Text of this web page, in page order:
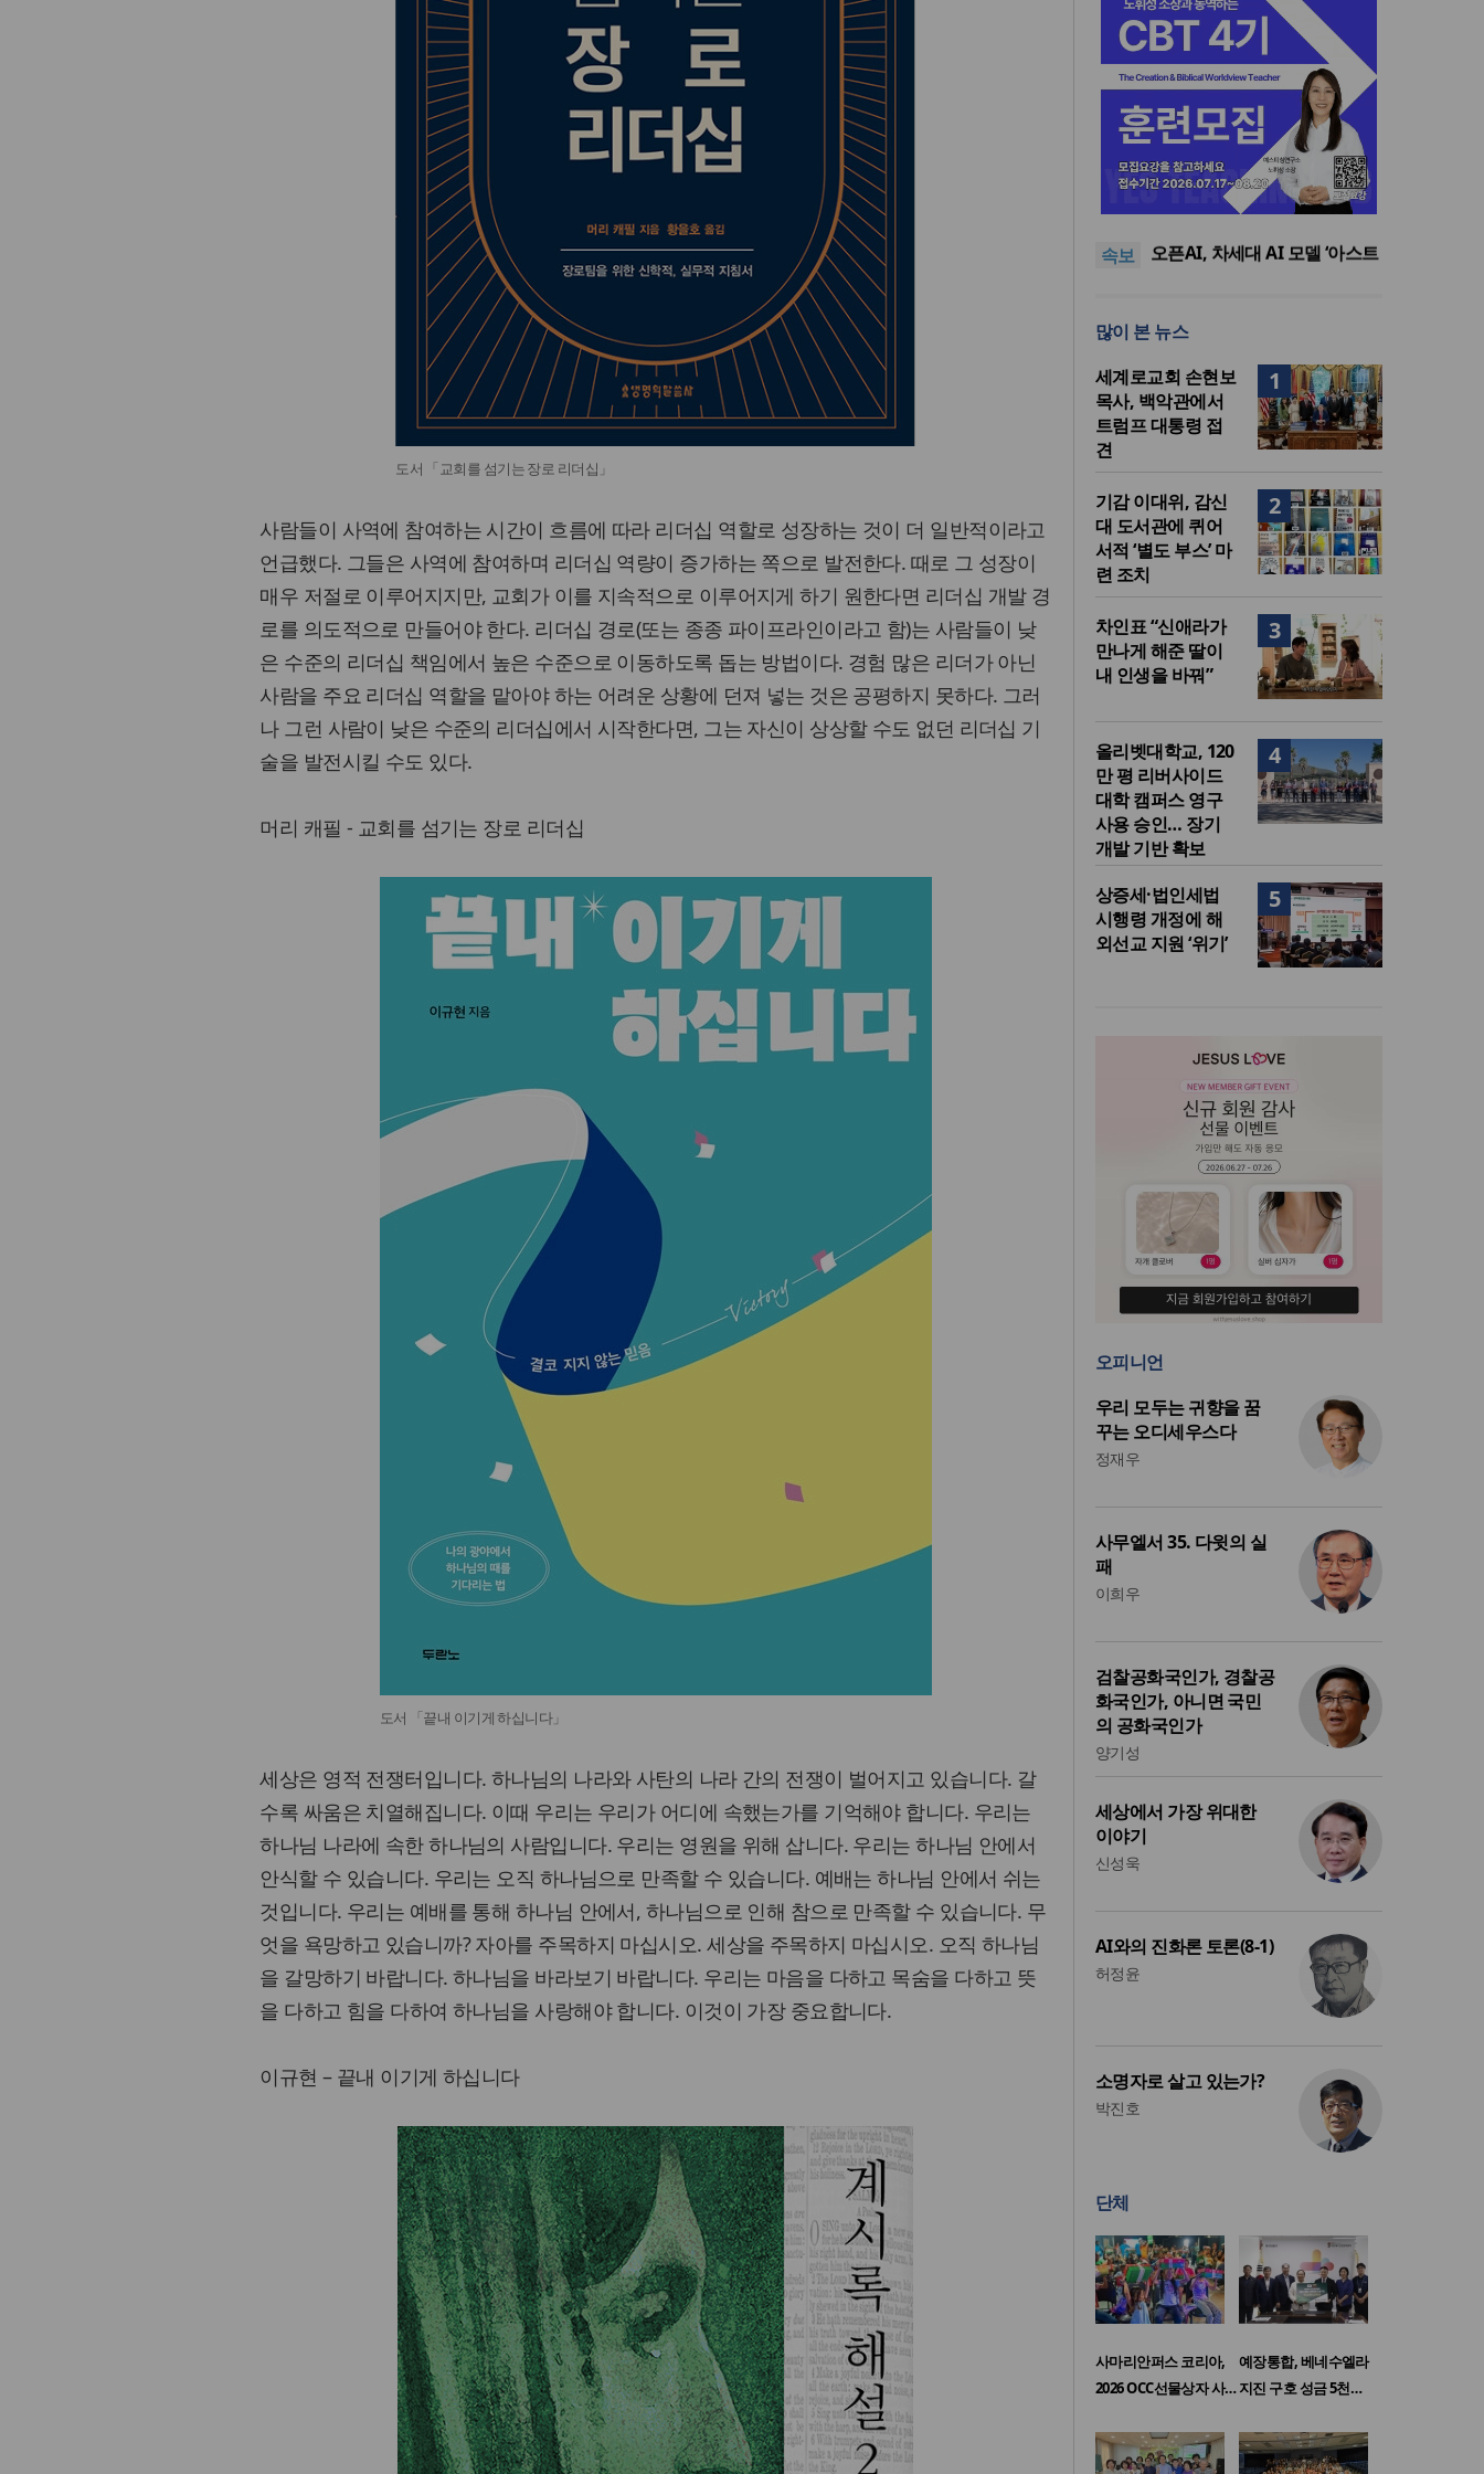
도서 「교회를 섬기는 장로 리더십」
사람들이 사역에 참여하는 시간이 흐름에 따라 리더십 역할로 성장하는 것이 더 일반적이라고
언급했다. 그들은 사역에 참여하며 리더십 역량이 증가하는 쪽으로 발전한다. 때로 그 성장이
매우 저절로 이루어지지만, 교회가 이를 지속적으로 이루어지게 하기 원한다면 리더십 개발 경
로를 의도적으로 만들어야 한다. 리더십 경로(또는 종종 파이프라인이라고 함)는 사람들이 낮
은 수준의 리더십 책임에서 높은 수준으로 이동하도록 돕는 방법이다. 경험 많은 리더가 아닌
사람을 주요 리더십 역할을 맡아야 하는 어려운 상황에 던져 넣는 것은 공평하지 못하다. 그러
나 그런 사람이 낮은 수준의 리더십에서 시작한다면, 그는 자신이 상상할 수도 없던 리더십 기
술을 발전시킬 수도 있다.
머리 캐필 - 교회를 섬기는 장로 리더십
도서 「끝내 이기게 하십니다」
세상은 영적 전쟁터입니다. 하나님의 나라와 사탄의 나라 간의 전쟁이 벌어지고 있습니다. 갈
수록 싸움은 치열해집니다. 이때 우리는 우리가 어디에 속했는가를 기억해야 합니다. 우리는
하나님 나라에 속한 하나님의 사람입니다. 우리는 영원을 위해 삽니다. 우리는 하나님 안에서
안식할 수 있습니다. 우리는 오직 하나님으로 만족할 수 있습니다. 예배는 하나님 안에서 쉬는
것입니다. 우리는 예배를 통해 하나님 안에서, 하나님으로 인해 참으로 만족할 수 있습니다. 무
엇을 욕망하고 있습니까? 자아를 주목하지 마십시오. 세상을 주목하지 마십시오. 오직 하나님
을 갈망하기 바랍니다. 하나님을 바라보기 바랍니다. 우리는 마음을 다하고 목숨을 다하고 뜻
을 다하고 힘을 다하여 하나님을 사랑해야 합니다. 이것이 가장 중요합니다.
이규현 – 끝내 이기게 하십니다
속보
기감 이대위, 감신대 도서관에
퀴어서적 ‘별도 부스’ 마련 조치
2026년 상반기 탈북민 입국 63
소
라’ 일부 활동 중단… “중대한 사
김병기 의원직 제명 요구 국민
위한 국가적 자산”
퀴어서적 ‘별도 부스’ 마련 조치
2026년 상반기 탈북민 입국 63
명… 전년 동기 대비 34.4% 감
소
많이 본 뉴스
1
세계로교회 손현보
목사, 백악관에서
트럼프 대통령 접
견
2
기감 이대위, 감신
대 도서관에 퀴어
서적 ‘별도 부스’ 마
련 조치
3
차인표 “신애라가
만나게 해준 딸이
내 인생을 바꿔”
4
올리벳대학교, 120
만 평 리버사이드
대학 캠퍼스 영구
사용 승인… 장기
개발 기반 확보
5
상증세·법인세법
시행령 개정에 해
외선교 지원 ‘위기’
오피니언
우리 모두는 귀향을 꿈
꾸는 오디세우스다
정재우
사무엘서 35. 다윗의 실
패
이희우
검찰공화국인가, 경찰공
화국인가, 아니면 국민
의 공화국인가
양기성
세상에서 가장 위대한
이야기
신성욱
AI와의 진화론 토론(8-1)
허정윤
소명자로 살고 있는가?
박진호
단체
사마리안퍼스 코리아,
2026 OCC선물상자 사…
예장통합, 베네수엘라
지진 구호 성금 5천…